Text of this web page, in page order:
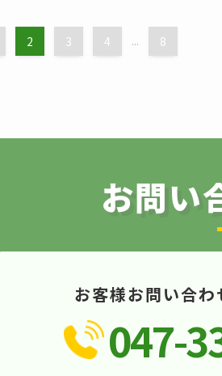
2 3 4 ... 8
お問い
お客様お問い合
047-